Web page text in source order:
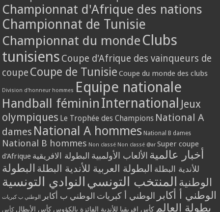
Championnat d'Afrique des nations
Championnat de Tunisie
Championnat du monde Clubs
tunisiens Coupe d'Afrique des vainqueurs de
coupe Coupe de Tunisie Coupe du monde des clubs
Division d'honneur hommes Equipe nationale
Handball féminin International Jeux
olympiques Le Trophée des Champions National A
dames National A hommes National B dames
National B hommes Non classé Non classé @ar Super coupe
d'Afrique
أخبار عالمية الألعاب الأولمبية البطولة الافريقية
للأندية البطلة البطولة العربية للأندية البطلة البطولة
الوطنية المنتخب التونسي النوادي التونسية
الوطني أ أكابر الوطني أ كبريات الوطني ب أكابر الوطني ب كبريات
بطولة العالم كأس إفريقيا للأندية الفائزة بالكؤوس كأس الأبطال كأس